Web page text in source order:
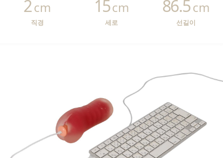
직경
2cm
세로
15cm
선길이
86.5cm